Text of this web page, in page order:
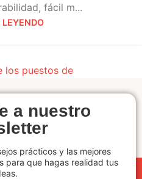
fácil m...
LEYENDO
los puestos de
a nuestro
prácticos y las mejores
para que hagas realidad tus